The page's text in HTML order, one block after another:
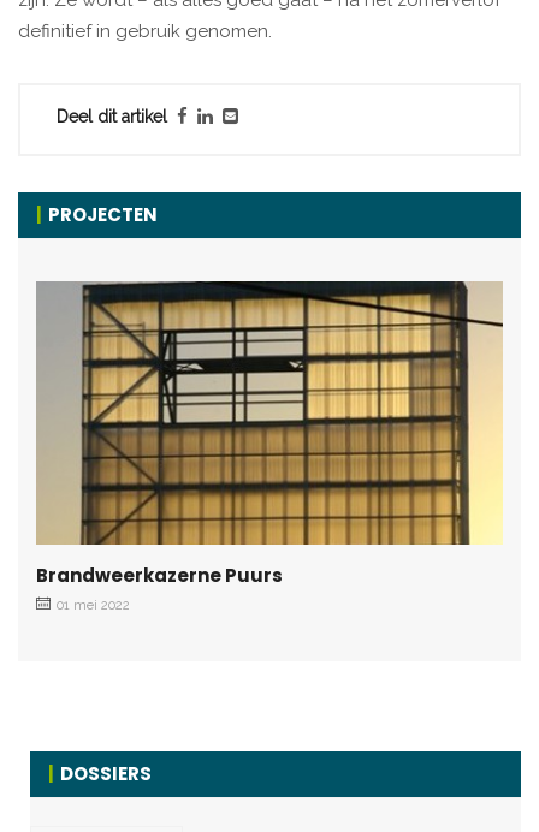
definitief in gebruik genomen.
Deel dit artikel
PROJECTEN
Brandweerkazerne Puurs
01 mei 2022
DOSSIERS